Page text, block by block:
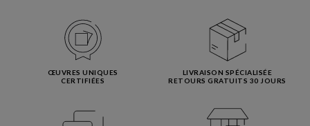
ŒUVRES UNIQUES
CERTIFIÉES
LIVRAISON SPÉCIALISÉE
RETOURS GRATUITS 30 JOURS